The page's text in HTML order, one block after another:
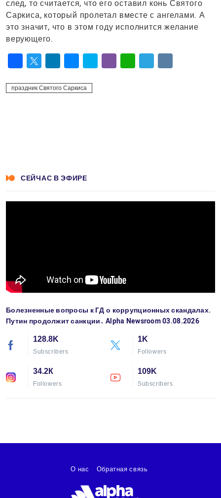
след, то считается, что его оставил конь Святого
Саркиса, который пролетал вместе с ангелами. А
это значит, что в этом году исполнится желание
верующего.
праздник Святого Саркиса
СЕЙЧАС В ЭФИРЕ
Болезненные вопросы к ГД о коррупционных скандалах.
Путин продолжит санкции․ Alpha Newsroom 03.08.2026
128.8K
Subscribers
1K
Followers
34.2К
Followers
109K
Subscribers
О нас Обратная связь